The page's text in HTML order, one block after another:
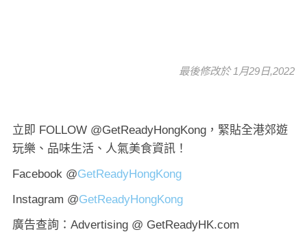
最後修改於 1月29日,2022
立即 FOLLOW @GetReadyHongKong，緊貼全港郊遊
玩樂、品味生活、人氣美食資訊！
Facebook @GetReadyHongKong
Instagram @GetReadyHongKong
廣告查詢：Advertising @ GetReadyHK.com